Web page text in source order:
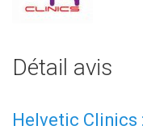
Détail avis
Helvetic Clinics